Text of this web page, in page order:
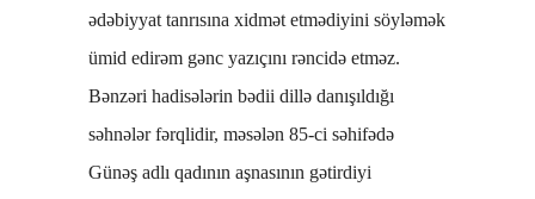
ədəbiyyat tanrısına xidmət etmədiyini söyləmək
ümid edirəm gənc yazıçını rəncidə etməz.
Bənzəri hadisələrin bədii dillə danışıldığı
səhnələr fərqlidir, məsələn 85-ci səhifədə
Günəş adlı qadının aşnasının gətirdiyi